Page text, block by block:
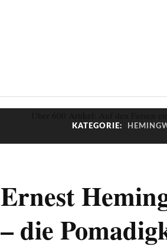
KATEGORIE:
Ernest
– die